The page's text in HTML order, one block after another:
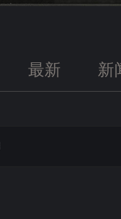
最新 新